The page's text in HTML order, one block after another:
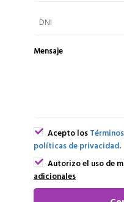
Mensaje
Acepto los
políticas de privacidad.
Autorizo el uso de
adicionales